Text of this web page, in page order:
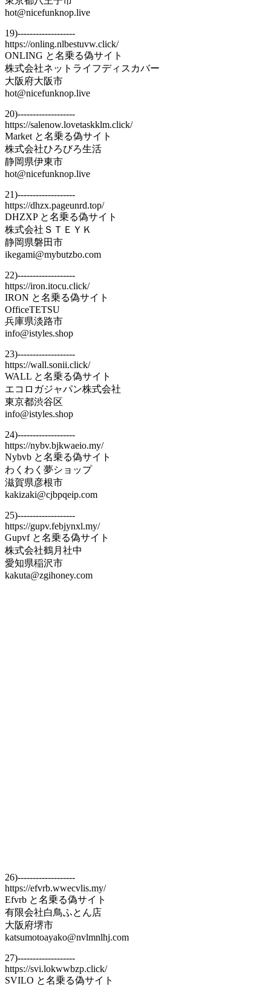
hot@nicefunknop.live
19)-------------------
https://onling.nlbestuvw.click/
ONLING と名乗る偽サイト
株式会社ネットライフディスカバー
大阪府大阪市
hot@nicefunknop.live
20)-------------------
https://salenow.lovetaskklm.click/
Market と名乗る偽サイト
株式会社ひろびろ生活
静岡県伊東市
hot@nicefunknop.live
21)-------------------
https://dhzx.pageunrd.top/
DHZXP と名乗る偽サイト
株式会社ＳＴＥＹＫ
静岡県磐田市
ikegami@mybutzbo.com
22)-------------------
https://iron.itocu.click/
IRON と名乗る偽サイト
OfficeTETSU
兵庫県淡路市
info@istyles.shop
23)-------------------
https://wall.sonii.click/
WALL と名乗る偽サイト
エコロガジャパン株式会社
東京都渋谷区
info@istyles.shop
24)-------------------
https://nybv.bjkwaeio.my/
Nybvb と名乗る偽サイト
わくわく夢ショップ
滋賀県彦根市
kakizaki@cjbpqeip.com
25)-------------------
https://gupv.febjynxl.my/
Gupvf と名乗る偽サイト
株式会社鶴月社中
愛知県稲沢市
kakuta@zgihoney.com
26)-------------------
https://efvrb.wwecvlis.my/
Efvrb と名乗る偽サイト
有限会社白鳥ふとん店
大阪府堺市
katsumotoayako@nvlmnlhj.com
27)-------------------
https://svi.lokwwbzp.click/
SVILO と名乗る偽サイト